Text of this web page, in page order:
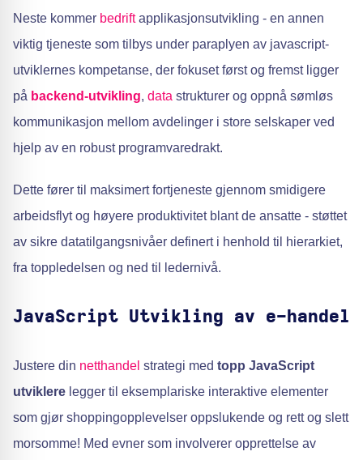
Neste kommer bedriftapplikasjonsutvikling - en annen
viktig tjeneste som tilbys under paraplyen av javascript-
utviklernes kompetanse, der fokuset først og fremst ligger
på backend-utvikling, data strukturer og oppnå sømløs
kommunikasjon mellom avdelinger i store selskaper ved
hjelp av en robust programvaredrakt.
Dette fører til maksimert fortjeneste gjennom smidigere
arbeidsflyt og høyere produktivitet blant de ansatte - støttet
av sikre datatilgangsnivåer definert i henhold til hierarkiet,
fra toppledelsen og ned til ledernivå.
JavaScript Utvikling av e-handel
Justere din netthandel strategi med topp JavaScript
utviklere legger til eksemplariske interaktive elementer
som gjør shoppingopplevelser oppslukende og rett og slett
morsomme! Med evner som involverer opprettelse av